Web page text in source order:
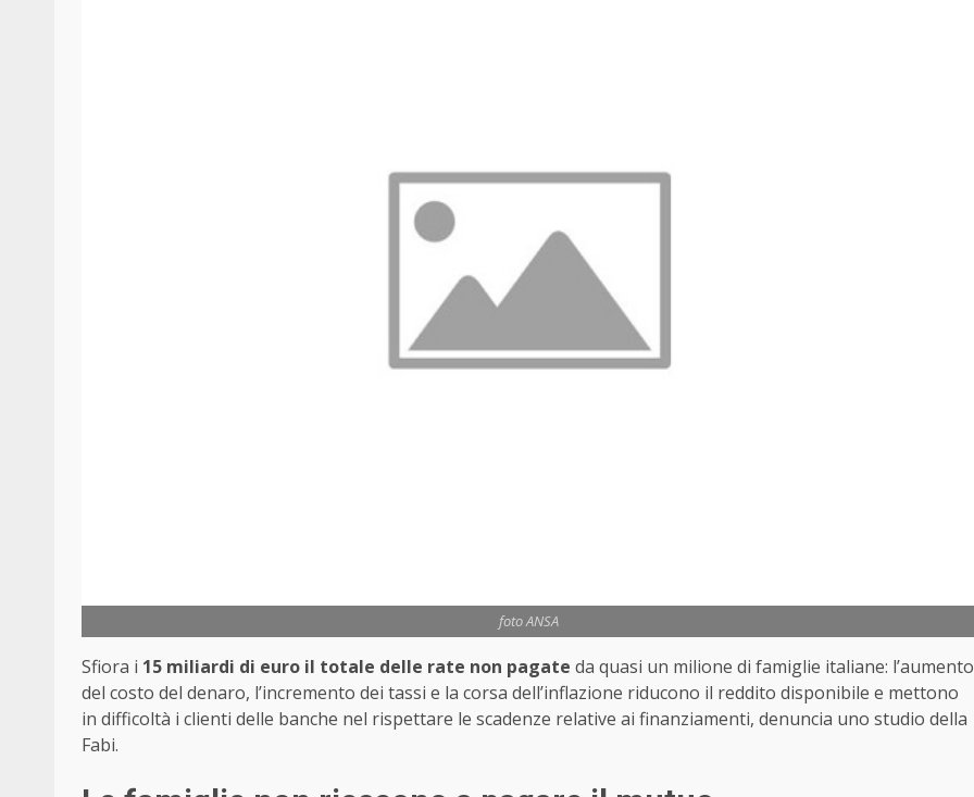
foto ANSA
Sfiora i 15 miliardi di euro il totale delle rate non pagate da quasi un milione di famiglie italiane: l’aumento
del costo del denaro, l’incremento dei tassi e la corsa dell’inflazione riducono il reddito disponibile e mettono
in difficoltà i clienti delle banche nel rispettare le scadenze relative ai finanziamenti, denuncia uno studio della
Fabi.